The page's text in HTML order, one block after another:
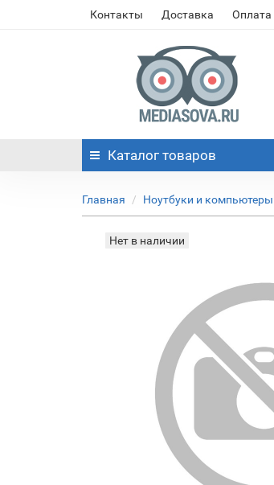
Контакты Доставка Оплата
Каталог товаров
Главная Ноутбуки и компьютеры
Нет в наличии